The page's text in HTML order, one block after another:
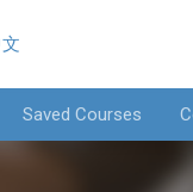
Saved Courses